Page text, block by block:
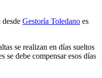
Gestoría Toledano es
se realizan en días sueltos
se debe compensar esos días